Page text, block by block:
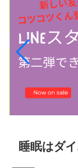
睡眠はダ